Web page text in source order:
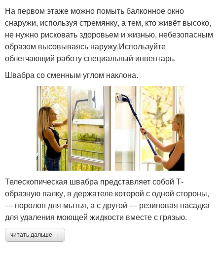
На первом этаже можно помыть балконное окно
снаружи, используя стремянку, а тем, кто живёт высоко,
не нужно рисковать здоровьем и жизнью, небезопасным
образом высовываясь наружу.Используйте
облегчающий работу специальный инвентарь.
Швабра со сменным углом наклона.
Телескопическая швабра представляет собой Т-
образную палку, в держателе которой с одной стороны,
— поролон для мытья, а с другой — резиновая насадка
для удаления моющей жидкости вместе с грязью.
читать дальше →